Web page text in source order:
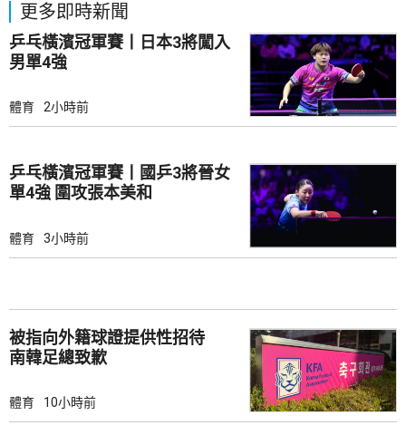
更多即時新聞
乒乓橫濱冠軍賽丨日本3將闖入
男單4強
體育 2小時前
乒乓橫濱冠軍賽丨國乒3將晉女
單4強 圍攻張本美和
體育 3小時前
被指向外籍球證提供性招待
南韓足總致歉
體育 10小時前